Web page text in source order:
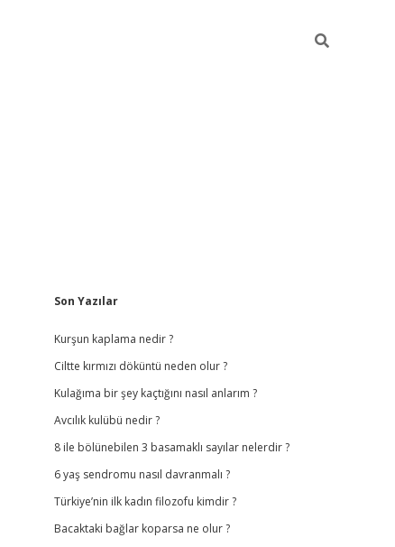
Sidebar
Son Yazılar
Kurşun kaplama nedir ?
Ciltte kırmızı döküntü neden olur ?
Kulağıma bir şey kaçtığını nasıl anlarım ?
Avcılık kulübü nedir ?
8 ile bölünebilen 3 basamaklı sayılar nelerdir ?
6 yaş sendromu nasıl davranmalı ?
Türkiye’nin ilk kadın filozofu kimdir ?
Bacaktaki bağlar koparsa ne olur ?